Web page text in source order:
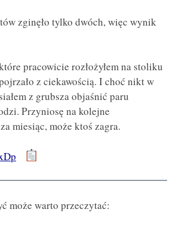
zginęło tylko dwóch, więc wynik
pracowicie rozłożyłem na stoliku
z ciekawością. I choć nikt w
z grubsza objaśnić paru
Przyniosę na kolejne
miesiąc, może ktoś zagra.
może warto przeczytać: